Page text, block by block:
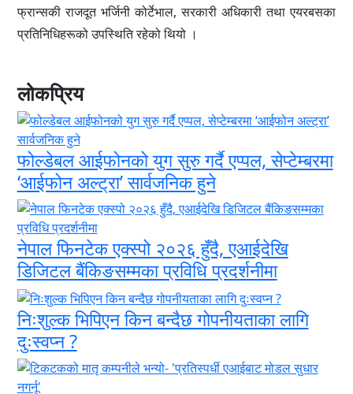
फ्रान्सकी राजदूत भर्जिनी कोर्टेभाल, सरकारी अधिकारी तथा एयरबसका
प्रतिनिधिहरूको उपस्थिति रहेको थियो ।
लोकप्रिय
फोल्डेबल आईफोनको युग सुरु गर्दै एप्पल, सेप्टेम्बरमा
‘आईफोन अल्ट्रा’ सार्वजनिक हुने
नेपाल फिनटेक एक्स्पो २०२६ हुँदै, एआईदेखि
डिजिटल बैंकिङसम्मका प्रविधि प्रदर्शनीमा
निःशुल्क भिपिएन किन बन्दैछ गोपनीयताका लागि
दुःस्वप्न ?